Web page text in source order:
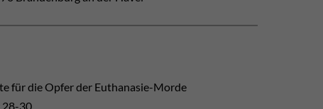
für die Opfer der Euthanasie-Morde
28-30